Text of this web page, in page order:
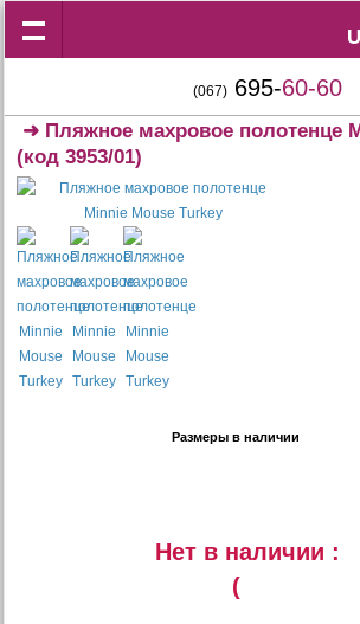
(067) 695-60-60
➜ Пляжное махровое полотенце
(код 3953/01)
Размеры в наличии
Нет в наличии :
(